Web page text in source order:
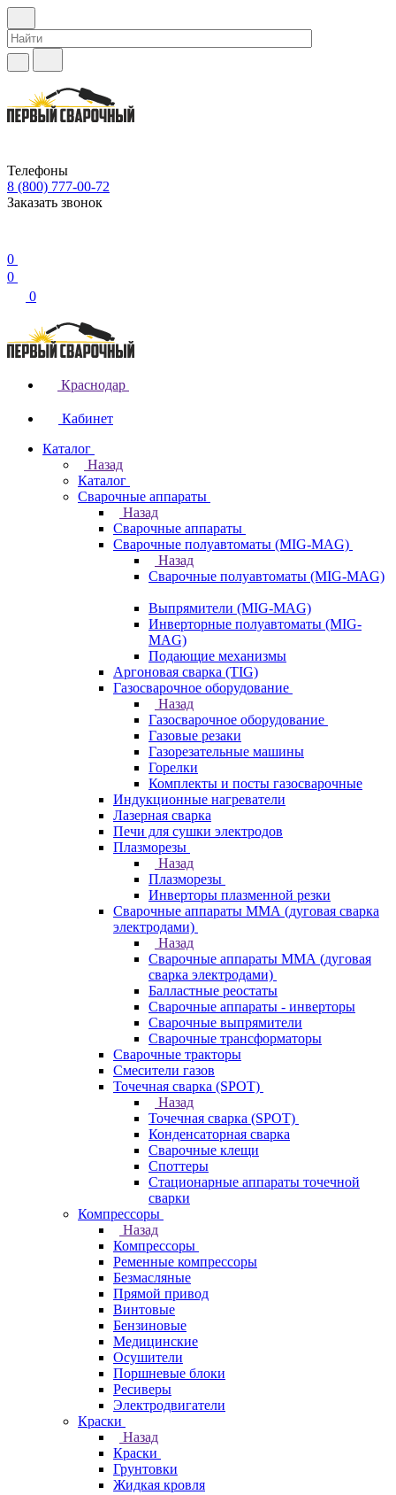
Телефоны
8 (800) 777-00-72
Заказать звонок
0
0
0
Краснодар
Кабинет
Каталог
Назад
Каталог
Сварочные аппараты
Назад
Сварочные аппараты
Сварочные полуавтоматы (MIG-MAG)
Назад
Сварочные полуавтоматы (MIG-MAG)
Выпрямители (MIG-MAG)
Инверторные полуавтоматы (MIG-
MAG)
Подающие механизмы
Аргоновая сварка (TIG)
Газосварочное оборудование
Назад
Газосварочное оборудование
Газовые резаки
Газорезательные машины
Горелки
Комплекты и посты газосварочные
Индукционные нагреватели
Лазерная сварка
Печи для сушки электродов
Плазморезы
Назад
Плазморезы
Инверторы плазменной резки
Сварочные аппараты ММА (дуговая сварка
электродами)
Назад
Сварочные аппараты ММА (дуговая
сварка электродами)
Балластные реостаты
Сварочные аппараты - инверторы
Сварочные выпрямители
Сварочные трансформаторы
Сварочные тракторы
Смесители газов
Точечная сварка (SPOT)
Назад
Точечная сварка (SPOT)
Конденсаторная сварка
Сварочные клещи
Споттеры
Стационарные аппараты точечной
сварки
Компрессоры
Назад
Компрессоры
Ременные компрессоры
Безмасляные
Прямой привод
Винтовые
Бензиновые
Медицинские
Осушители
Поршневые блоки
Ресиверы
Электродвигатели
Краски
Назад
Краски
Грунтовки
Жидкая кровля